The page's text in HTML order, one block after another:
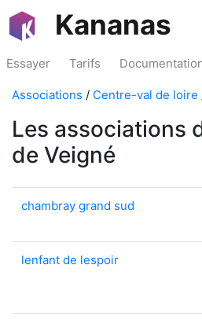
Kananas
Essayer Tarifs
Associations / Centre-val de loire
Les associations
de Veigné
chambray grand sud
lenfant de lespoir